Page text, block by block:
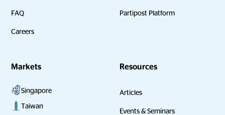
FAQ
Careers
Partipost Platform
Markets
Singapore
Taiwan
Resources
Articles
Events & Seminars